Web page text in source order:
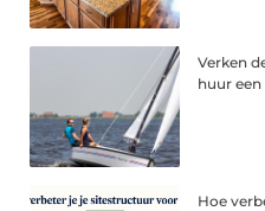
Verken
huur
Hoe